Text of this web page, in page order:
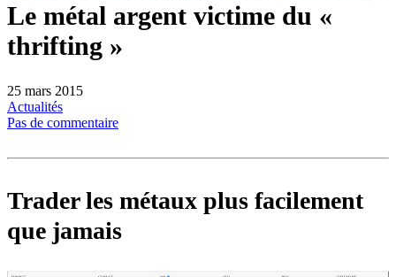
Le métal argent victime du «
thrifting »
25 mars 2015
Actualités
Pas de commentaire
Trader les métaux plus facilement
que jamais